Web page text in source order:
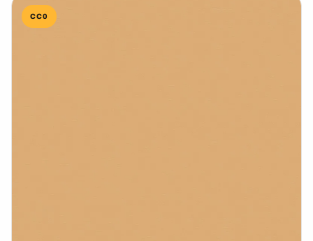
CC0